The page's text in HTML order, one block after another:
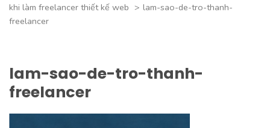
khi làm freelancer thiết kế web > lam-sao-de-tro-thanh-
freelancer
lam-sao-de-tro-thanh-
freelancer